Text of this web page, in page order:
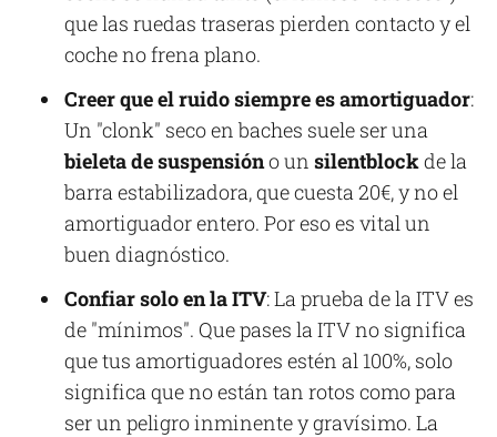
que las ruedas traseras pierden contacto y el
coche no frena plano.
Creer que el ruido siempre es amortiguador:
Un "clonk" seco en baches suele ser una
bieleta de suspensióno un silentblockde la
barra estabilizadora, que cuesta 20€, y no el
amortiguador entero. Por eso es vital un
buen diagnóstico.
Confiar solo en la ITV: La prueba de la ITV es
de "mínimos". Que pases la ITV no significa
que tus amortiguadores estén al 100%, solo
significa que no están tan rotos como para
ser un peligro inminente y gravísimo. La